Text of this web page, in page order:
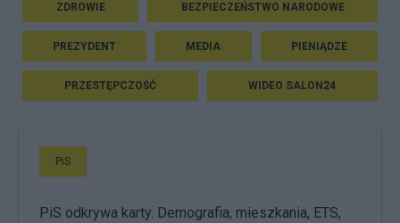
ZDROWIE BEZPIECZEŃSTWO NARODOWE
PREZYDENT MEDIA PIENIĄDZE
PRZESTĘPCZOŚĆ WIDEO SALON24
PiS
PiS odkrywa karty. Demografia, mieszkania, ETS,